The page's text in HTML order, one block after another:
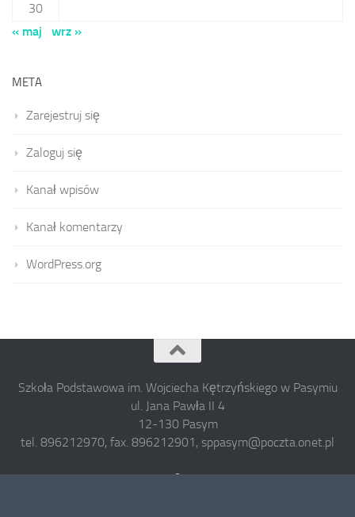
30
« maj
wrz »
META
Zarejestruj się
Zaloguj się
Kanał wpisów
Kanał komentarzy
WordPress.org
Szkoła Podstawowa im. Wojciecha Kętrzyńskiego w Pasymiu
ul. Jana Pawła II 4
12-130 Pasym
tel. 896212970, fax. 896212901, sppasym@poczta.onet.pl